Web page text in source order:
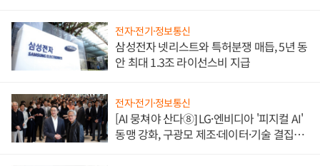
전자·전기·정보통신
삼성전자 넷리스트와 특허분쟁 매듭, 5년 동
안 최대 1.3조 라이선스비 지급
전자·전기·정보통신
[AI 뭉쳐야 산다⑧] LG·엔비디아 '피지컬 AI'
동맹 강화, 구광모 제조·데이터·기술 결집